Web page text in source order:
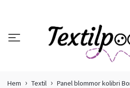
Hem Textil Panel blommor kolibri